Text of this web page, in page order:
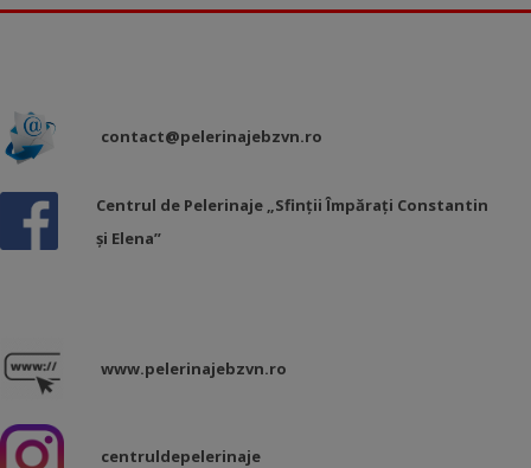
contact@pelerinajebzvn.ro
Centrul de Pelerinaje „Sfinții Împărați Constantin
și Elena”
www.pelerinajebzvn.ro
centruldepelerinaje